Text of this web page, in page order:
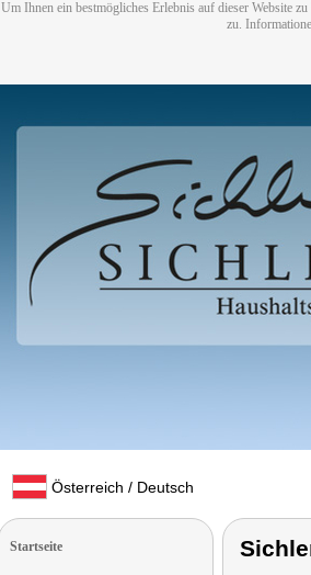
Um Ihnen ein bestmögliches Erlebnis auf dieser Website
zu.
Österreich / Deutsch
Startseite